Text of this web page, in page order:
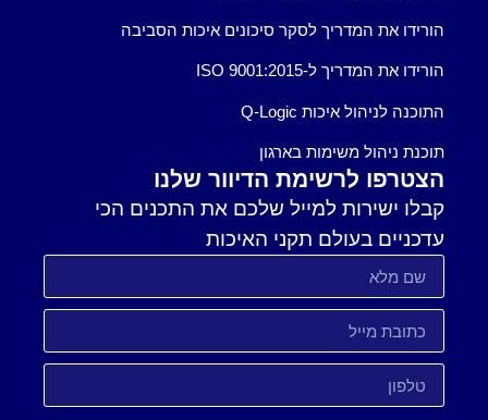
הורידו את המדריך לסקר סיכונים איכות הסביבה
הורידו את המדריך ל-ISO 9001:2015
התוכנה לניהול איכות Q-Logic
תוכנת ניהול משימות בארגון
הצטרפו לרשימת הדיוור שלנו
קבלו ישירות למייל שלכם את התכנים הכי
עדכניים בעולם תקני האיכות